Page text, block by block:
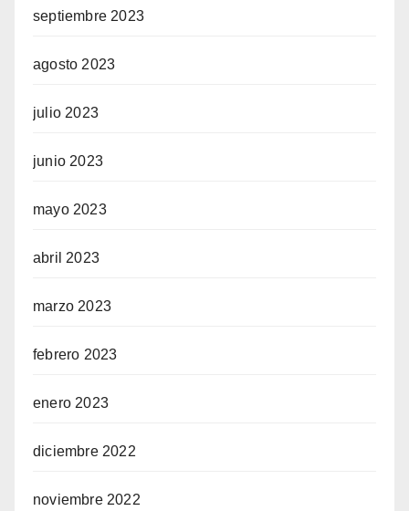
septiembre 2023
agosto 2023
julio 2023
junio 2023
mayo 2023
abril 2023
marzo 2023
febrero 2023
enero 2023
diciembre 2022
noviembre 2022